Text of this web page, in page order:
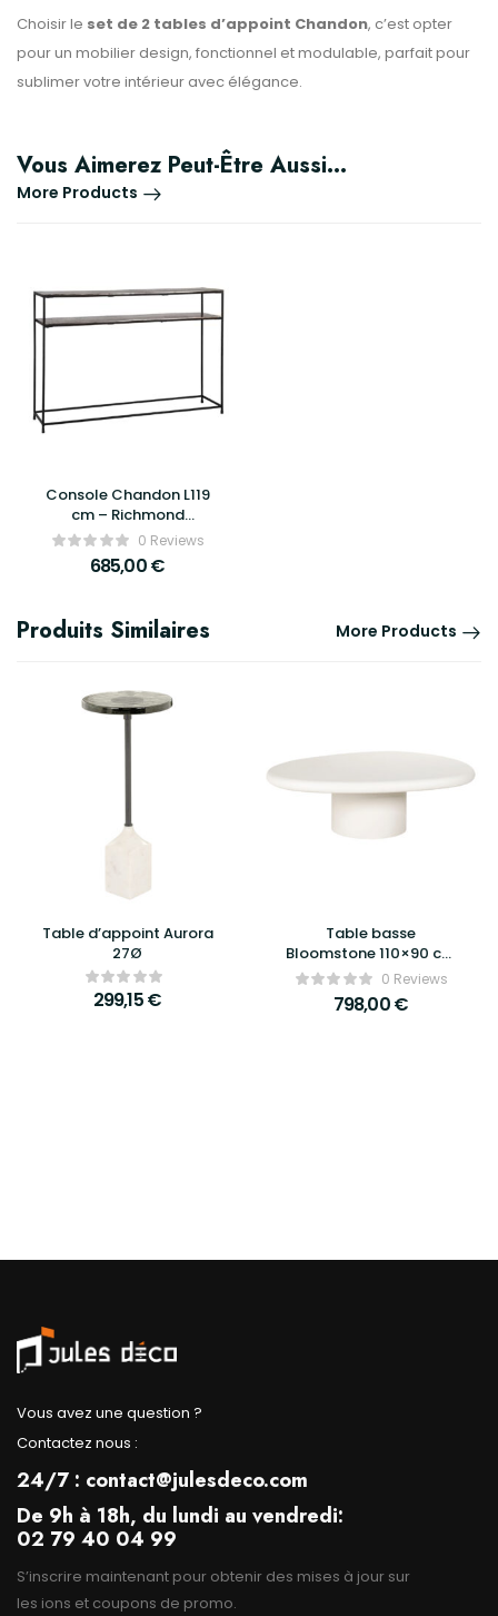
Choisir le set de 2 tables d’appoint Chandon, c’est opter
pour un mobilier design, fonctionnel et modulable, parfait pour
sublimer votre intérieur avec élégance.
Vous Aimerez Peut-Être Aussi…
More Products
Console Chandon L119
cm – Richmond
Interiors0 Reviews
685,00€
Produits Similaires More Products
Table d’appoint Aurora
27Ø
299,15€
Table basse
Bloomstone 110×90 cm
– Richmond Interiors
0 Reviews
798,00€
Vous avez une question ?
Contactez nous :
24/7 : contact@julesdeco.com
De 9h à 18h, du lundi au vendredi:
02 79 40 04 99
S’inscrire maintenant pour obtenir des mises à jour sur
les ions et coupons de promo.